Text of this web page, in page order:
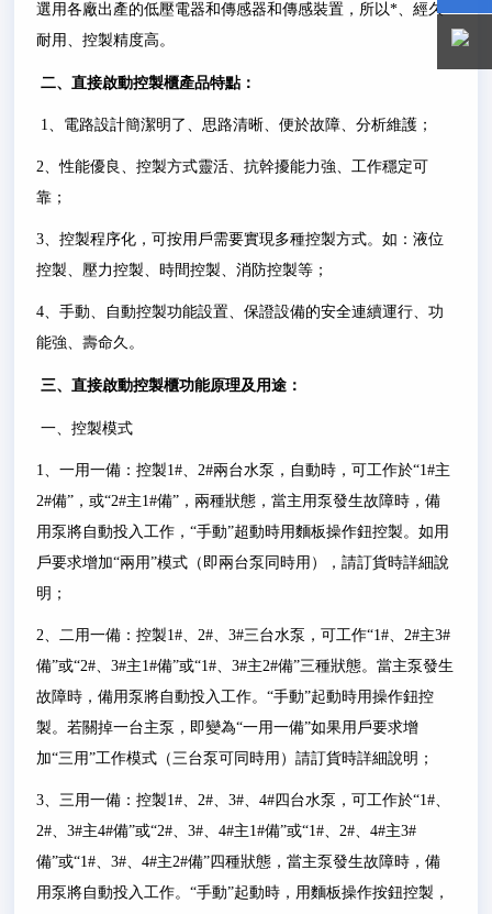
選用各廠出產的低壓電器和傳感器和傳感裝置，所以*、經久
耐用、控製精度高。
二、直接啟動控製櫃產品特點：
1、電路設計簡潔明了、思路清晰、便於故障、分析維護；
2、性能優良、控製方式靈活、抗幹擾能力強、工作穩定可
靠；
3、控製程序化，可按用戶需要實現多種控製方式。如：液位
控製、壓力控製、時間控製、消防控製等；
4、手動、自動控製功能設置、保證設備的安全連續運行、功
能強、壽命久。
三、直接啟動控製櫃功能原理及用途：
一、控製模式
1、一用一備：控製1#、2#兩台水泵，自動時，可工作於“1#主
2#備” ，或“2#主1#備” ，兩種狀態，當主用泵發生故障時，備
用泵將自動投入工作，“手動”超動時用麵板操作鈕控製。如用
戶要求增加“兩用”模式（即兩台泵同時用），請訂貨時詳細說
明；
2、二用一備：控製1#、2#、3#三台水泵，可工作“1#、2#主3#
備”或“2#、3#主1#備”或“1#、3#主2#備”三種狀態。當主泵發生
故障時，備用泵將自動投入工作。“手動”起動時用操作鈕控
製。若關掉一台主泵，即變為“一用一備”如果用戶要求增
加“三用”工作模式（三台泵可同時用）請訂貨時詳細說明；
3、三用一備：控製1#、2#、3#、4#四台水泵，可工作於“1#、
2#、3#主4#備”或“2#、3#、4#主1#備”或“1#、2#、4#主3#
備”或“1#、3#、4#主2#備”四種狀態，當主泵發生故障時，備
用泵將自動投入工作。“手動”起動時，用麵板操作按鈕控製，